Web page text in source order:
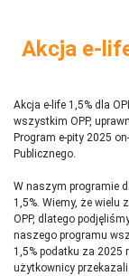
Akcja e-
Akcja e-life 1,5% dla
wszystkim OPP,
Program e-pity 2025
Publicznego.
W naszym programie
1,5%. Wiemy, że wielu
OPP, dlatego
naszego programu
1,5% podatku za 2025
użytkownicy